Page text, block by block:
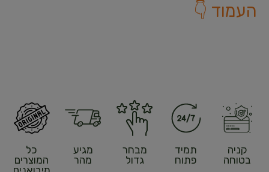
העמוד 👇
קניה
בטוחה
תמיד
פתוח
מבחר
גדול
מגיע
מהר
כל
המוצרים